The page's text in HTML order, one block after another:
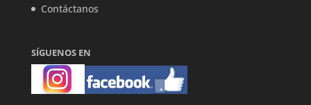
Contáctanos
SÍGUENOS EN